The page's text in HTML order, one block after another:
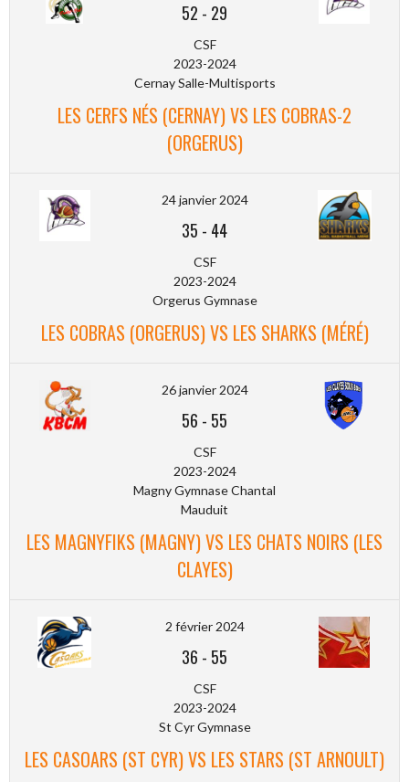
52 - 29
CSF
2023-2024
Cernay Salle-Multisports
LES CERFS NÉS (CERNAY) VS LES COBRAS-2
(ORGERUS)
24 janvier 2024
35 - 44
CSF
2023-2024
Orgerus Gymnase
LES COBRAS (ORGERUS) VS LES SHARKS (MÉRÉ)
26 janvier 2024
56 - 55
CSF
2023-2024
Magny Gymnase Chantal
Mauduit
LES MAGNYFIKS (MAGNY) VS LES CHATS NOIRS (LES
CLAYES)
2 février 2024
36 - 55
CSF
2023-2024
St Cyr Gymnase
LES CASOARS (ST CYR) VS LES STARS (ST ARNOULT)